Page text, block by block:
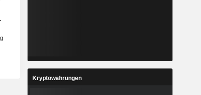
Kryptowährungen